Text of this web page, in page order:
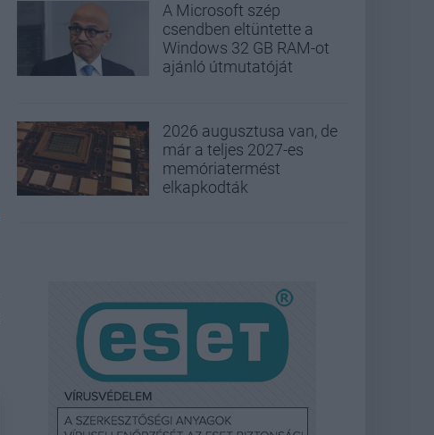
A Microsoft szép
csendben eltüntette a
Windows 32 GB RAM-ot
ajánló útmutatóját
2026 augusztusa van, de
már a teljes 2027-es
memóriatermést
elkapkodták